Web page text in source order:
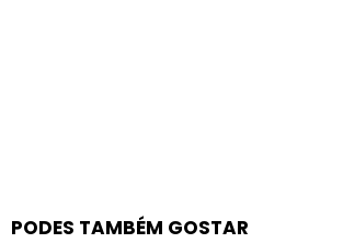
PODES TAMBÉM GOSTAR